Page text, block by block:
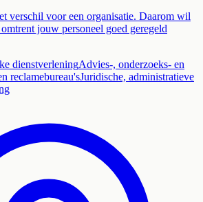
verschil voor een organisatie. Daarom wil
jouw personeel goed geregeld
dienstverleningAdvies-, onderzoeks- en
reclamebureau'sJuridische, administratieve